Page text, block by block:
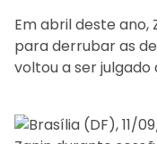
Em abril deste ano,
para derrubar as
voltou a ser